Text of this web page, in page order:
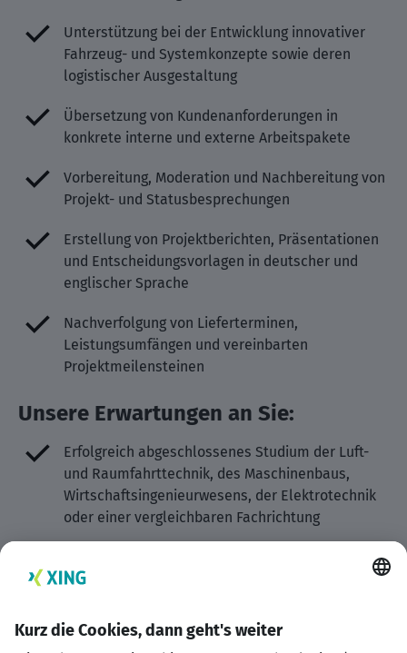
Unterstützung bei der Entwicklung innovativer
Fahrzeug- und Systemkonzepte sowie deren
logistischer Ausgestaltung
Übersetzung von Kundenanforderungen in
konkrete interne und externe Arbeitspakete
Vorbereitung, Moderation und Nachbereitung von
Projekt- und Statusbesprechungen
Erstellung von Projektberichten, Präsentationen
und Entscheidungsvorlagen in deutscher und
englischer Sprache
Nachverfolgung von Lieferterminen,
Leistungsumfängen und vereinbarten
Projektmeilensteinen
Unsere Erwartungen an Sie:
Erfolgreich abgeschlossenes Studium der Luft-
und Raumfahrttechnik, des Maschinenbaus,
Wirtschaftsingenieurwesens, der Elektrotechnik
oder einer vergleichbaren Fachrichtung
Projektmanagement, idealerweise im Umfeld
Verteidigungsindustrie